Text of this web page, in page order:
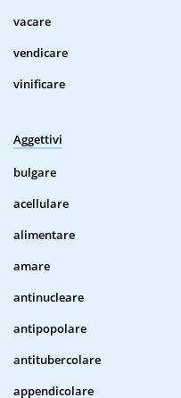
vacare
vendicare
vinificare
Aggettivi
bulgare
acellulare
alimentare
amare
antinucleare
antipopolare
antitubercolare
appendicolare